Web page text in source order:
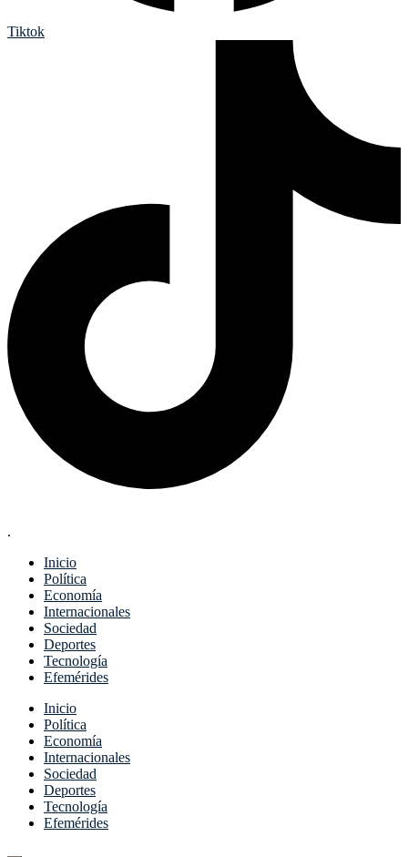
Tiktok
.
Inicio
Política
Economía
Internacionales
Sociedad
Deportes
Tecnología
Efemérides
Menu
Inicio
Política
Economía
Internacionales
Sociedad
Deportes
Tecnología
Efemérides